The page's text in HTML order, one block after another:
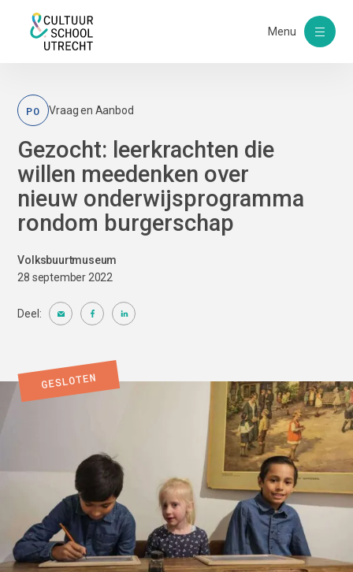
Menu
PO Vraag en Aanbod
Gezocht: leerkrachten die
willen meedenken over
nieuw onderwijsprogramma
rondom burgerschap
Volksbuurtmuseum
28 september 2022
Deel: